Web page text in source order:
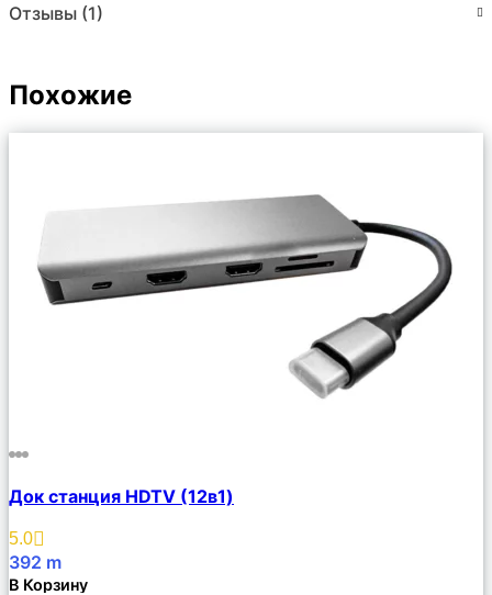
Отзывы (1)
Похожие
Описание
Избранное
Док станция HDTV (12в1)
5.0
392 m
В Корзину